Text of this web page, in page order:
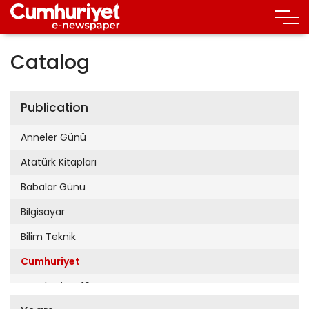
Catalog
Publication
Anneler Günü
Atatürk Kitapları
Babalar Günü
Bilgisayar
Bilim Teknik
Cumhuriyet
Cumhuriyet 19 Mayıs